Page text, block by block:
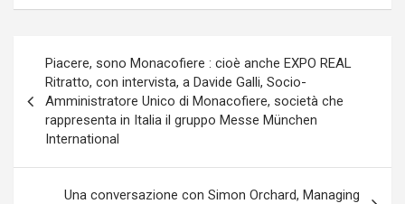
articoli
Piacere, sono Monacofiere : cioè anche EXPO REAL
Ritratto, con intervista, a Davide Galli, Socio-
Amministratore Unico di Monacofiere, società che
rappresenta in Italia il gruppo Messe München
International
Una conversazione con Simon Orchard, Managing